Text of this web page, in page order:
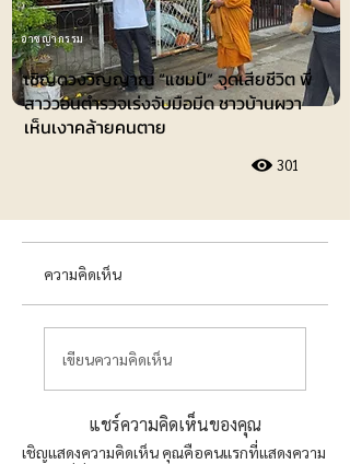
เชิญดวงวิญญาณ “แชมป์” จุดเสียชีวิต พี่
สาววอนตำรวจเร่งจับมือมีด ชาวบ้านผวา
เห็นเงาคล้ายคนตาย
301
อาชญากรรม
ความคิดเห็น
เขียนความคิดเห็น
แชร์ความคิดเห็นของคุณ
เชิญแสดงความคิดเห็น คุณคือคนแรกที่แสดงความ